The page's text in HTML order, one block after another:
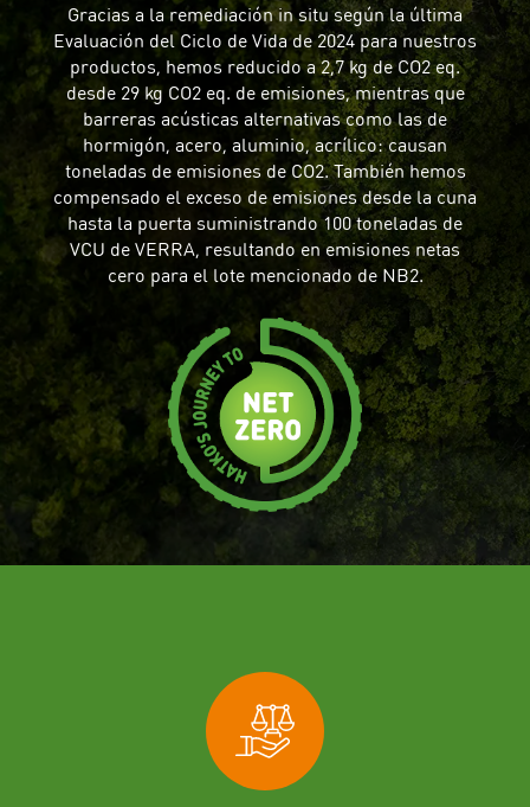
Gracias a la remediación in situ según la última
Evaluación del Ciclo de Vida de 2024 para nuestros
productos, hemos reducido a 2,7 kg de CO2 eq.
desde 29 kg CO2 eq. de emisiones, mientras que
barreras acústicas alternativas como las de
hormigón, acero, aluminio, acrílico: causan
toneladas de emisiones de CO2. También hemos
compensado el exceso de emisiones desde la cuna
hasta la puerta suministrando 100 toneladas de
VCU de VERRA, resultando en emisiones netas
cero para el lote mencionado de NB2.